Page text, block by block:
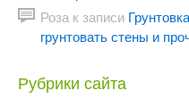
Роза к записи
грунтовать стены и
Рубрики сайта